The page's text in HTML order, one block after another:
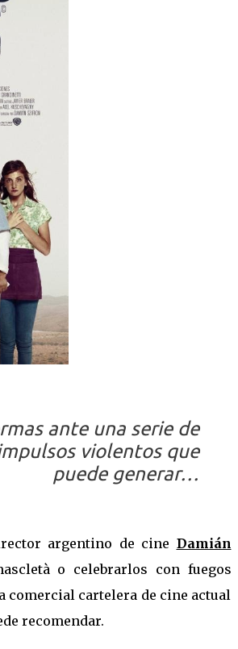
ante una serie de
violentos que
puede generar…
argentino de cine Damián
o celebrarlos con fuegos
cartelera de cine actual
recomendar.